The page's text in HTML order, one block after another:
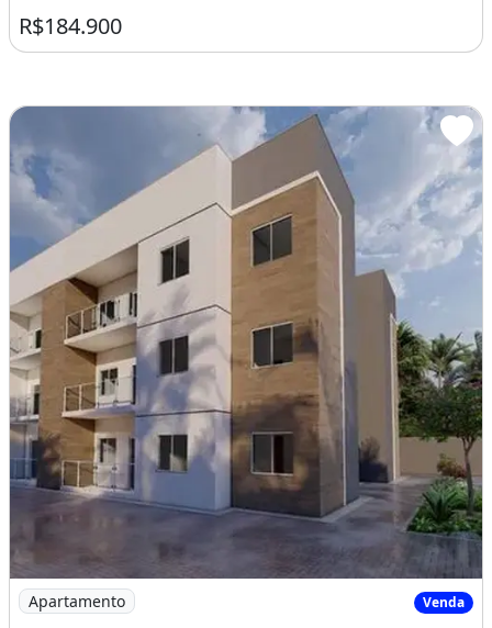
R$184.900
Imagem: Apartamentos de 58M² com 2 Suítes na Pajuçara
Apartamento Venda